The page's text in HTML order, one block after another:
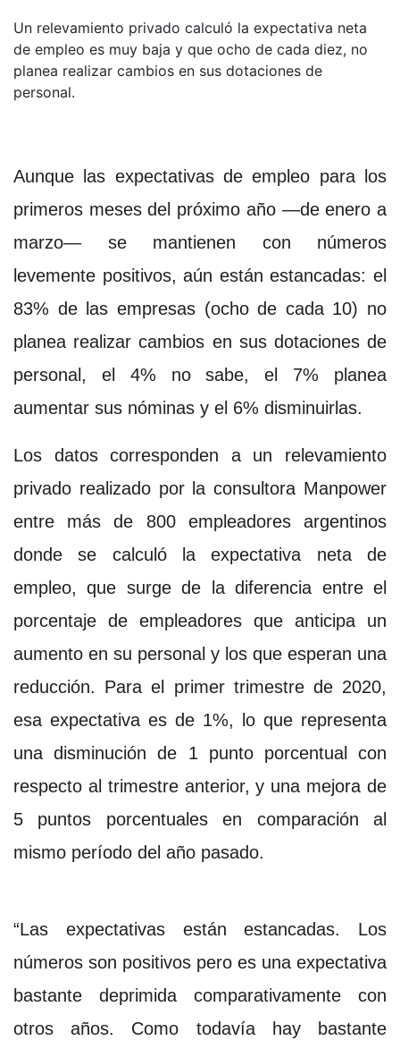
Un relevamiento privado calculó la expectativa neta
de empleo es muy baja y que ocho de cada diez, no
planea realizar cambios en sus dotaciones de
personal.
Aunque las expectativas de empleo para los
primeros meses del próximo año —de enero a
marzo— se mantienen con números
levemente positivos, aún están estancadas: el
83% de las empresas (ocho de cada 10) no
planea realizar cambios en sus dotaciones de
personal, el 4% no sabe, el 7% planea
aumentar sus nóminas y el 6% disminuirlas.
Los datos corresponden a un relevamiento
privado realizado por la consultora Manpower
entre más de 800 empleadores argentinos
donde se calculó la expectativa neta de
empleo, que surge de la diferencia entre el
porcentaje de empleadores que anticipa un
aumento en su personal y los que esperan una
reducción. Para el primer trimestre de 2020,
esa expectativa es de 1%, lo que representa
una disminución de 1 punto porcentual con
respecto al trimestre anterior, y una mejora de
5 puntos porcentuales en comparación al
mismo período del año pasado.
“Las expectativas están estancadas. Los
números son positivos pero es una expectativa
bastante deprimida comparativamente con
otros años. Como todavía hay bastante